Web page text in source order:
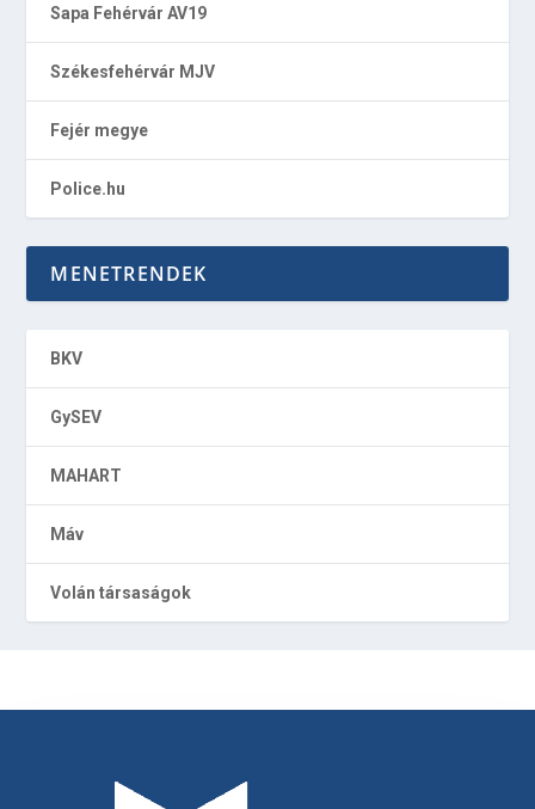
Sapa Fehérvár AV19
Székesfehérvár MJV
Fejér megye
Police.hu
MENETRENDEK
BKV
GySEV
MAHART
Máv
Volán társaságok